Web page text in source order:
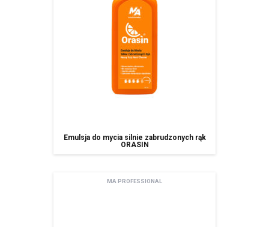
Emulsja do mycia silnie zabrudzonych rąk
ORASIN
MA PROFESSIONAL